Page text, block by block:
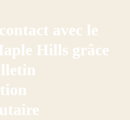
avec le
Hills grâce